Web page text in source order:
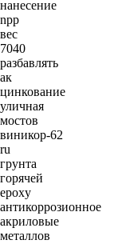
нанесение
npp
вес
7040
разбавлять
ак
цинкование
уличная
мостов
виникор-62
ru
грунта
горячей
epoxy
антикоррозионное
акриловые
металлов